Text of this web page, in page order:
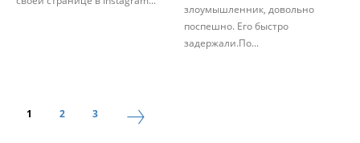
злоумышленник, довольно
поспешно. Его быстро
задержали.По...
1 2 3